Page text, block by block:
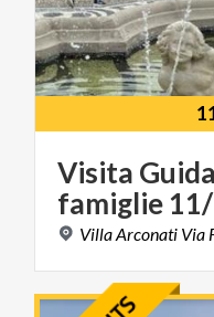
Visita
famiglie
VillaArconati Via